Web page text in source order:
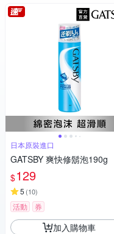
日本原裝進口
GATSBY 爽快修鬍泡190g
$129
5 (10)
活動 券
加入購物車